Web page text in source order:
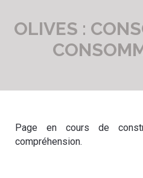
OLIVES :
Page en cours de
compréhension.